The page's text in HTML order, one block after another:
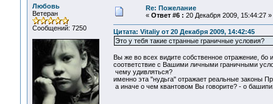
Любовь
Ветеран
Сообщений: 7250
Re: Пожелание
« Ответ #6 : 20 Декабря 2009, 15:44:27 »
Цитата: Vitaliy от 20 Декабря 2009, 14:42:45
Это у тебя такие странные граничные условия?
Вы же во всех видите собственное отражение,
соответствие с Вашими личными граничными
чему удивляться?
именно эта "нудьга" отражает реальные законы
а иначе о чем квантовом Вы говорите? - о